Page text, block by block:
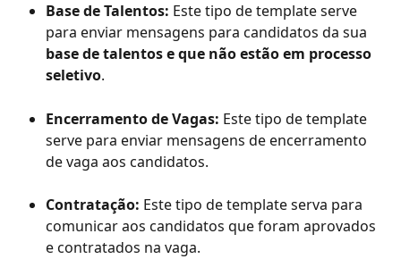
Base de Talentos: Este tipo de template serve
para enviar mensagens para candidatos da sua
base de talentos e que não estão em processo
seletivo.
Encerramento de Vagas: Este tipo de template
serve para enviar mensagens de encerramento
de vaga aos candidatos.
Contratação: Este tipo de template serva para
comunicar aos candidatos que foram aprovados
e contratados na vaga.